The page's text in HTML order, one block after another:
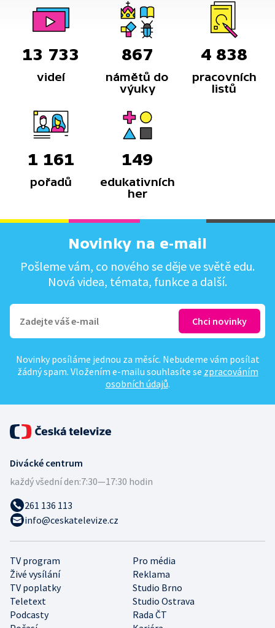
13 733
videí
867
námětů do
výuky
4 838
pracovních
listů
1 161
pořadů
149
edukativních
her
Novinky na e-mail
Pošleme vám, co nového se děje ve světě edu.
Nová videa, témata, funkce a další.
Novinky posíláme jednou za měsíc. Nebudeme vám posílat
žádný spam. Vložením e-mailu souhlasíte se zpracováním
osobních údajů.